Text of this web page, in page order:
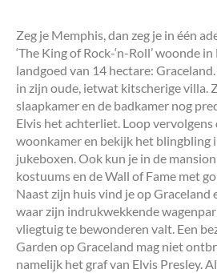
Zeg je Memphis, dan zeg je in één
‘The King of Rock-‘n-Roll’ woonde
landgoed van 14 hectare:
in zijn oude, ietwat kitscherige villa.
slaapkamer en de badkamer nog
Elvis het achterliet. Loop vervolgens
woonkamer en bekijk het blingbling
jukeboxen. Ook kun je in de
kostuums en de Wall of Fame met
Naast zijn huis vind je op Graceland
waar zijn indrukwekkende
vliegtuig te bewonderen valt. Een
Garden op Graceland mag niet
namelijk het graf van Elvis Presley.